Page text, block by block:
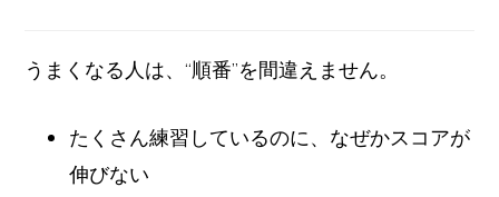
うまくなる人は、“順番”を間違えません。
たくさん練習しているのに、なぜかスコアが
伸びない